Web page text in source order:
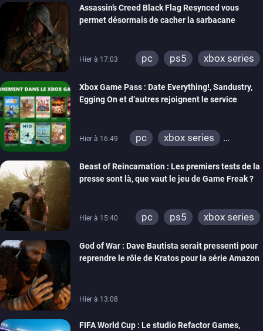
Assassin’s Creed Black Flag Resynced vous
permet désormais de cacher la sarbacane
Hier à 17:03 pc ps5 xbox series
Xbox Game Pass : Date Everything!, Sandustry,
Egging On et d’autres rejoignent le service
Hier à 16:49 pc
xbox series
Beast of Reincarnation : Les premiers tests de la
presse sont là, que vaut le jeu de Game Freak ?
Hier à 15:40 pc ps5 xbox series
God of War : Dave Bautista serait pressenti pour
reprendre le rôle de Kratos pour la série Amazon
Hier à 13:08
FIFA World Cup : Le studio Refactor Games,